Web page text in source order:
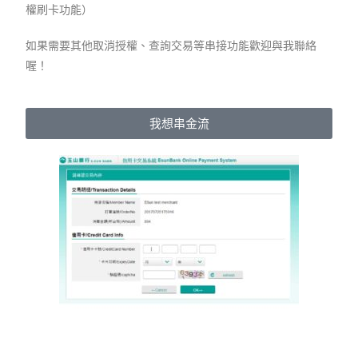
權刷卡功能）
如果需要其他取消授權、查詢交易等串接功能歡迎與我聯絡
喔！
我想串金流